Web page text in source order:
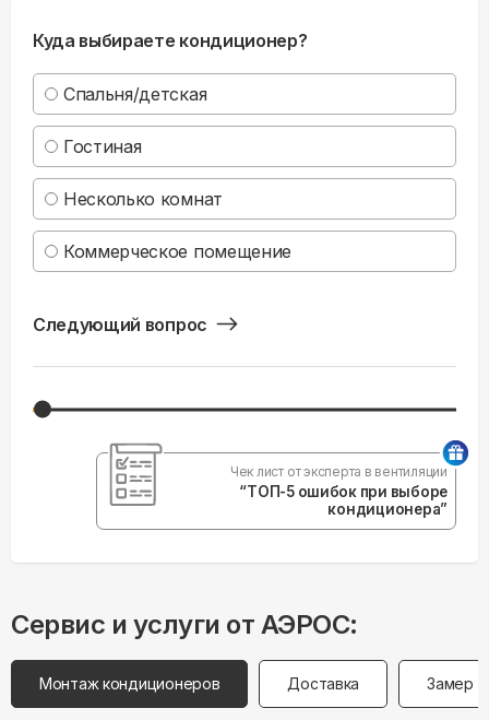
Куда выбираете кондиционер?
Спальня/детская
Гостиная
Несколько комнат
Коммерческое помещение
Следующий вопрос
Чек лист от эксперта в вентиляции
“ТОП-5 ошибок при выборе
кондиционера”
Сервис и услуги от АЭРОС:
Монтаж кондиционеров Доставка Замер